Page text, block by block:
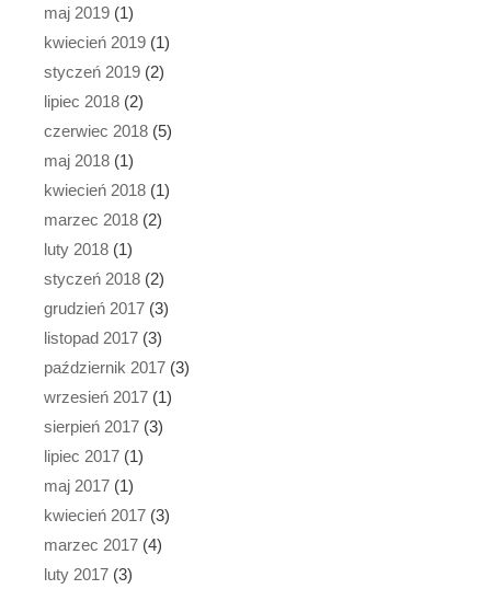
maj 2019 (1)
kwiecień 2019 (1)
styczeń 2019 (2)
lipiec 2018 (2)
czerwiec 2018 (5)
maj 2018 (1)
kwiecień 2018 (1)
marzec 2018 (2)
luty 2018 (1)
styczeń 2018 (2)
grudzień 2017 (3)
listopad 2017 (3)
październik 2017 (3)
wrzesień 2017 (1)
sierpień 2017 (3)
lipiec 2017 (1)
maj 2017 (1)
kwiecień 2017 (3)
marzec 2017 (4)
luty 2017 (3)